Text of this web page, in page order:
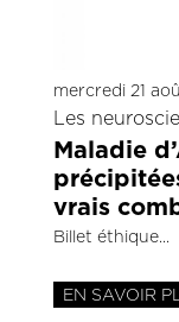
mercredi 21
Les
Maladie
vrais
Billet éthique
EN SAVOIR